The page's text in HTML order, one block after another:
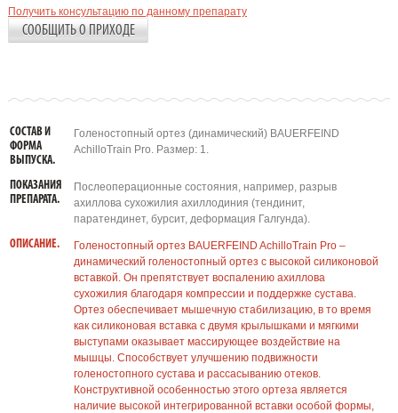
Получить консультацию по данному препарату
СООБЩИТЬ О ПРИХОДЕ
СОСТАВ И
ФОРМА
ВЫПУСКА.
Голеностопный ортез (динамический) BAUERFEIND
AchilloTrain Pro. Размер: 1.
ПОКАЗАНИЯ
ПРЕПАРАТА.
Послеоперационные состояния, например, разрыв
ахиллова сухожилия ахиллодиния (тендинит,
паратендинет, бурсит, деформация Галгунда).
ОПИСАНИЕ.
Голеностопный ортез BAUERFEIND AchilloTrain Pro –
динамический голеностопный ортез с высокой силиконовой
вставкой. Он препятствует воспалению ахиллова
сухожилия благодаря компрессии и поддержке сустава.
Ортез обеспечивает мышечную стабилизацию, в то время
как силиконовая вставка с двумя крылышками и мягкими
выступами оказывает массирующее воздействие на
мышцы. Способствует улучшению подвижности
голеностопного сустава и рассасыванию отеков.
Конструктивной особенностью этого ортеза является
наличие высокой интегрированной вставки особой формы,